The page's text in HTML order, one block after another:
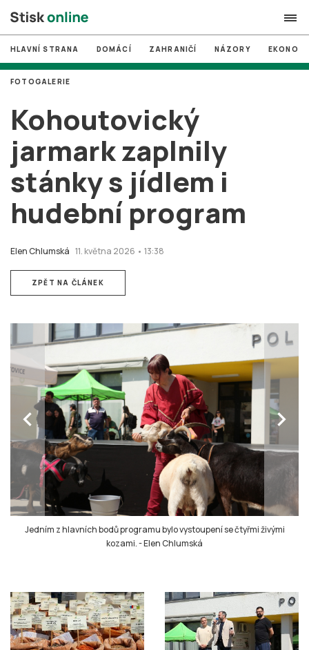
search
# MUNI
# Brno
# volby
login PŘIHLÁSIT SE
Zapomněli jste heslo?
HLAVNÍ STRANA DOMÁCÍ ZAHRANIČÍ NÁZORY
Kohoutovický
jarmark zaplnily
stánky s jídlem i
hudební program
Elen Chlumská 11. května 2026 • 13:38
FOTOGALERIE
ZPĚT NA ČLÁNEK
chevron_left chevron_right
Jedním z hlavních bodů programu bylo vystoupení se čtyřmi živými
kozami.-Elen Chlumská